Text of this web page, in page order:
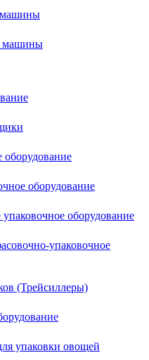
машины
оборудование
оборудование
упаковочное оборудование
упаковочное
(Трейсиллеры)
упаковки овощей